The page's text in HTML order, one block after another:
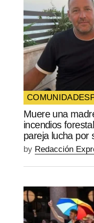
COMUNIDAD
Muere una
incendios
pareja lucha por
by Redacción